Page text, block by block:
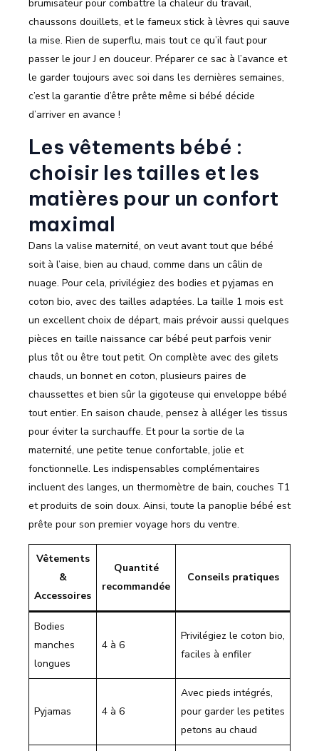
brumisateur pour combattre la chaleur du travail,
chaussons douillets, et le fameux stick à lèvres qui sauve
la mise. Rien de superflu, mais tout ce qu’il faut pour
passer le jour J en douceur. Préparer ce sac à l’avance et
le garder toujours avec soi dans les dernières semaines,
c’est la garantie d’être prête même si bébé décide
d’arriver en avance !
Les vêtements bébé :
choisir les tailles et les
matières pour un confort
maximal
Dans la valise maternité, on veut avant tout que bébé
soit à l’aise, bien au chaud, comme dans un câlin de
nuage. Pour cela, privilégiez des bodies et pyjamas en
coton bio, avec des tailles adaptées. La taille 1 mois est
un excellent choix de départ, mais prévoir aussi quelques
pièces en taille naissance car bébé peut parfois venir
plus tôt ou être tout petit. On complète avec des gilets
chauds, un bonnet en coton, plusieurs paires de
chaussettes et bien sûr la gigoteuse qui enveloppe bébé
tout entier. En saison chaude, pensez à alléger les tissus
pour éviter la surchauffe. Et pour la sortie de la
maternité, une petite tenue confortable, jolie et
fonctionnelle. Les indispensables complémentaires
incluent des langes, un thermomètre de bain, couches T1
et produits de soin doux. Ainsi, toute la panoplie bébé est
prête pour son premier voyage hors du ventre.
Vêtements
&
Accessoires
Quantité
recommandée
Conseils pratiques
Bodies
manches
longues
4 à 6
Privilégiez le coton bio,
faciles à enfiler
Pyjamas 4 à 6
Avec pieds intégrés,
pour garder les petites
petons au chaud